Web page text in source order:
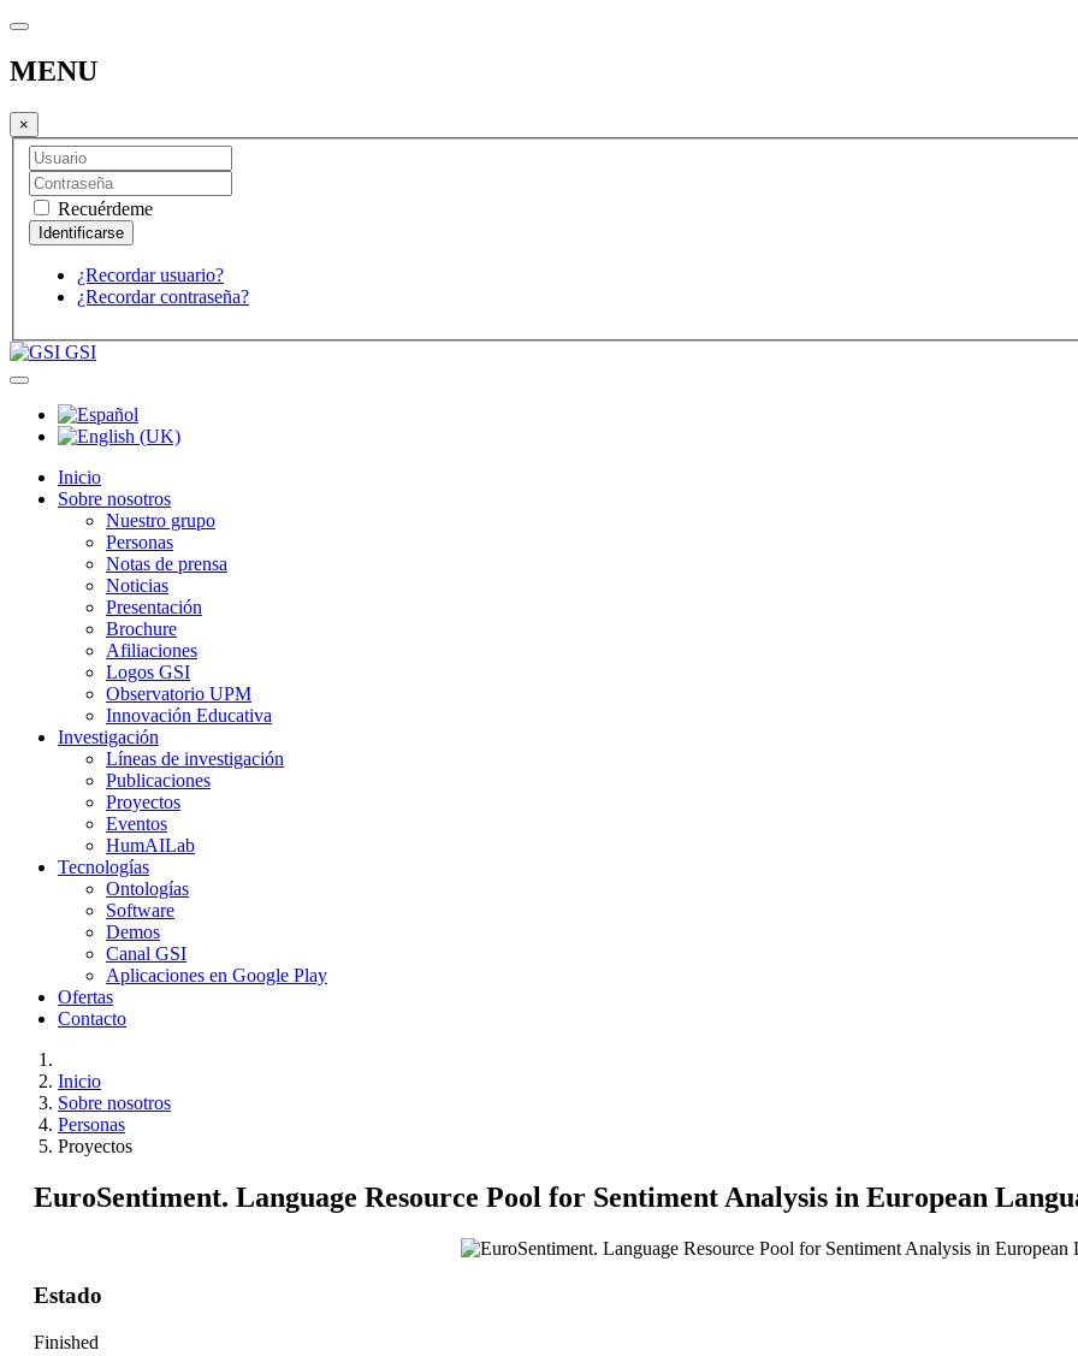
MENU
×
Recuérdeme
¿Recordar usuario?
¿Recordar contraseña?
GSI
Inicio
Sobre nosotros
Nuestro grupo
Personas
Notas de prensa
Noticias
Presentación
Brochure
Afiliaciones
Logos GSI
Observatorio UPM
Innovación Educativa
Investigación
Líneas de investigación
Publicaciones
Proyectos
Eventos
HumAILab
Tecnologías
Ontologías
Software
Demos
Canal GSI
Aplicaciones en Google Play
Ofertas
Contacto
Inicio
Sobre nosotros
Personas
Proyectos
EuroSentiment. Language Resource Pool for Sentiment Analysis in European
Estado
Finished